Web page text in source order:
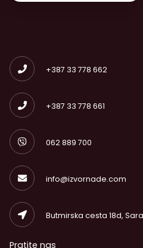
+387 33 778 662
+387 33 778 661
062 889 700
info@izvornade.com
Butmirska cesta 18d,
Pratite nas